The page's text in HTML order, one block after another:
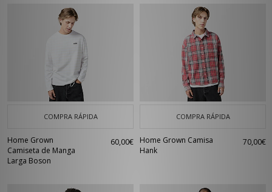
COMPRA RÁPIDA
Home Grown
Camiseta de Manga
Larga Boson
60,00€
COMPRA RÁPIDA
Home Grown Camisa
Hank
70,00€